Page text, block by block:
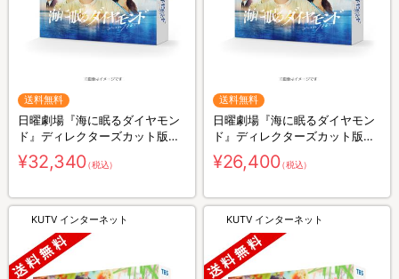
送料無料
日曜劇場『海に眠るダイヤモン
ド』ディレクターズカット版／
Blu-ray BOX（送料無料・4枚
組）
¥32,340（税込）
送料無料
日曜劇場『海に眠るダイヤモン
ド』ディレクターズカット版／
DVD-BOX（送料無料・6枚組）
¥26,400（税込）
KUTV インターネット KUTV インターネット